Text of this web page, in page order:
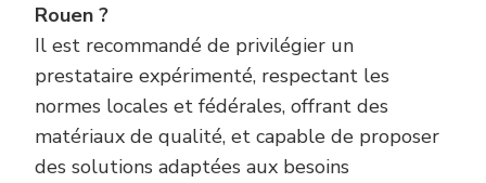
Rouen ?
Il est recommandé de privilégier un
prestataire expérimenté, respectant les
normes locales et fédérales, offrant des
matériaux de qualité, et capable de proposer
des solutions adaptées aux besoins